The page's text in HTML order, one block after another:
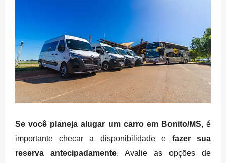
Se você planeja alugar um carro em Bonito/MS, é
importante checar a disponibilidade e fazer sua
reserva antecipadamente. Avalie as opções de